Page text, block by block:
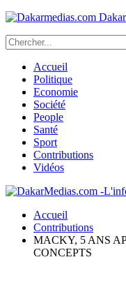
Accueil
Politique
Economie
Société
People
Santé
Sport
Contributions
Vidéos
Accueil
Contributions
MACKY, 5 ANS
CONCEPTS